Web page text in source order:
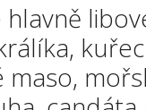
maso,